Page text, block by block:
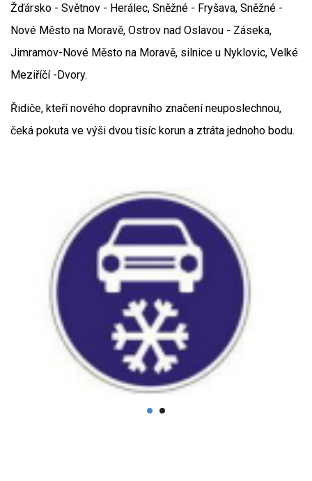
Žďársko - Světnov - Herálec, Sněžné - Fryšava, Sněžné -
Nové Město na Moravě, Ostrov nad Oslavou - Záseka,
Jimramov-Nové Město na Moravě, silnice u Nyklovic, Velké
Meziříčí -Dvory.
Řidiče, kteří nového dopravního značení neuposlechnou,
čeká pokuta ve výši dvou tisíc korun a ztráta jednoho bodu.